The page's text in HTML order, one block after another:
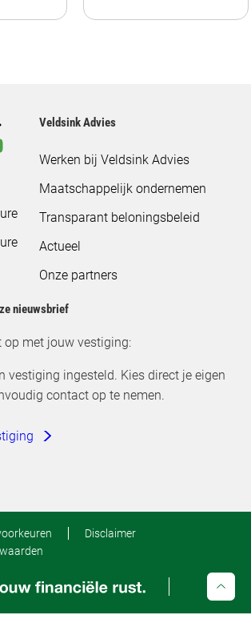
Veldsink Advies
Werken bij Veldsink Advies
Maatschappelijk ondernemen
Transparant beloningsbeleid
Actueel
Onze partners
nieuwsbrief
op met jouw vestiging:
vestiging ingesteld. Kies direct je eigen
contact op te nemen.
Disclaimer